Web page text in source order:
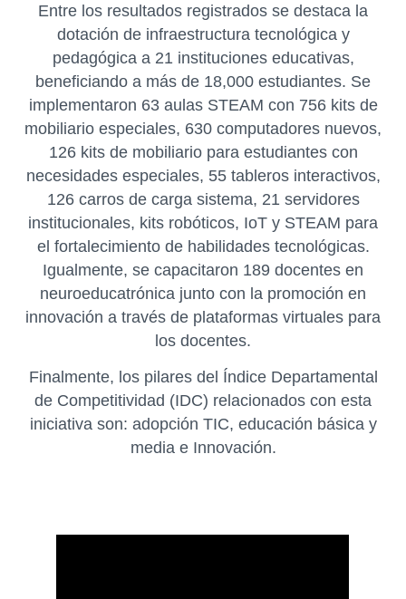
Entre los resultados registrados se destaca la
dotación de infraestructura tecnológica y
pedagógica a 21 instituciones educativas,
beneficiando a más de 18,000 estudiantes. Se
implementaron 63 aulas STEAM con 756 kits de
mobiliario especiales, 630 computadores nuevos,
126 kits de mobiliario para estudiantes con
necesidades especiales, 55 tableros interactivos,
126 carros de carga sistema, 21 servidores
institucionales, kits robóticos, IoT y STEAM para
el fortalecimiento de habilidades tecnológicas.
Igualmente, se capacitaron 189 docentes en
neuroeducatrónica junto con la promoción en
innovación a través de plataformas virtuales para
los docentes.
Finalmente, los pilares del Índice Departamental
de Competitividad (IDC) relacionados con esta
iniciativa son: adopción TIC, educación básica y
media e Innovación.